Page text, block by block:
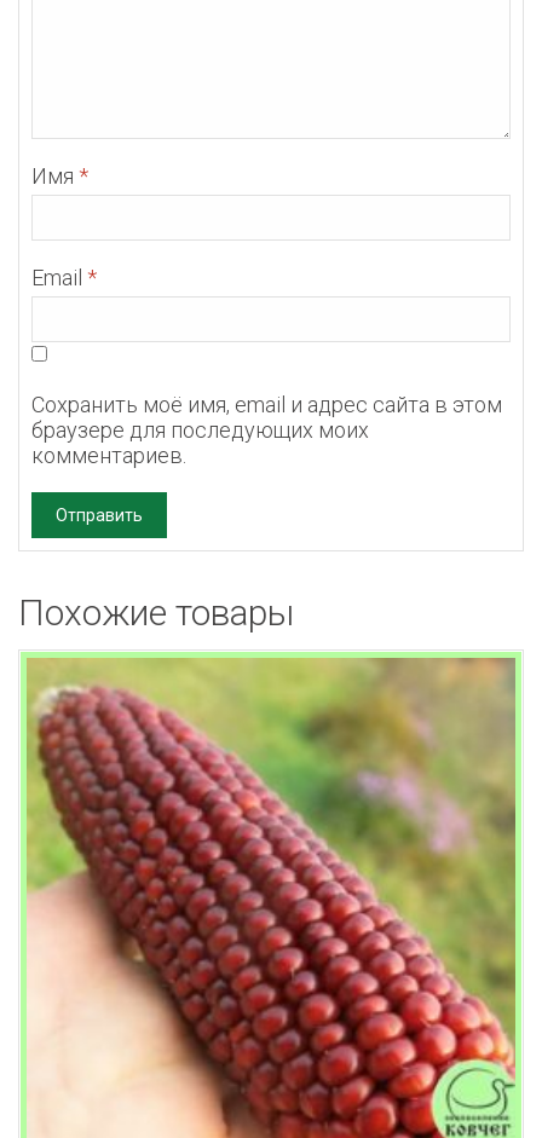
Имя *
Email *
Сохранить моё имя, email и адрес сайта в этом
браузере для последующих моих
комментариев.
Похожие товары